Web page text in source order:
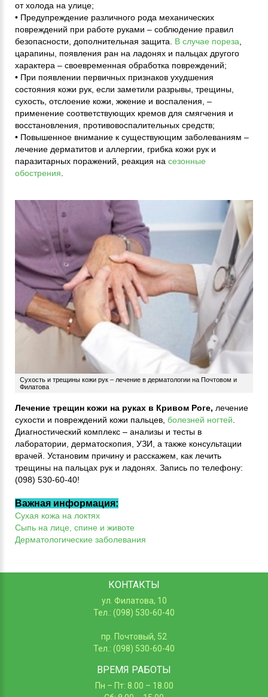
от холода на улице;
• Предупреждение различного рода механических
повреждений при работе руками – соблюдение правил
безопасности, дополнительная защита. В случае пореза,
царапины, появления ран на ладонях и пальцах другого
характера – своевременная обработка повреждений;
• При появлении первичных признаков ухудшения
состояния кожи рук, если заметили разрывы, трещины,
сухость, отслоение кожи, жжение и воспаления, –
применение соответствующих кремов для смягчения и
восстановления, противовоспалительных средств;
• Повышенное внимание к существующим заболеваниям –
лечение дерматитов и аллергии, грибка кожи рук и
паразитарных поражений, реакция на сезонные
обострения.
Сухость и трещины кожи рук – лечение в дерматологии на Почтовом и
Филатова
Лечение трещин кожи на руках в Кривом Роге, лечение
сухости и повреждений кожи пальцев, болезней ногтей
Диагностический комплекс – анализы и тесты в
лаборатории, дерматоскопия, УЗИ, а также консультации
врачей. Установим причину и расскажем, как лечить
трещины на пальцах рук и ладонях. Запись по телефону:
(098) 530-60-40!
Важная информация:
Сухая кожа на локтях
Сыпь на лице, спине и животе
Дерматологические заболевания
КОНТАКТЫ
ул. Филатова, 10
Тел.: (098) 530-60-40
пр. Почтовый, 52
Тел.: (098) 530-60-40
ВРЕМЯ РАБОТЫ
Пн – Пт: 8.00 – 18.00